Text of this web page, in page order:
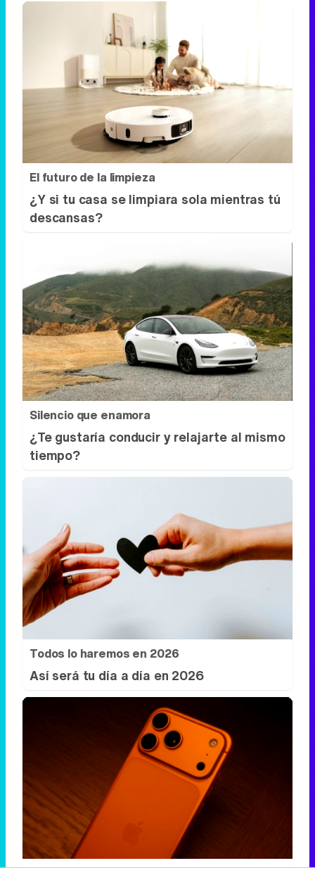
El futuro de la limpieza
¿Y si tu casa se limpiara sola mientras tú
descansas?
Silencio que enamora
¿Te gustaría conducir y relajarte al mismo
tiempo?
Todos lo haremos en 2026
Así será tu día a día en 2026
Más que un iPhone
¿El móvil también habla de ti?
DISCOVER WITH
Síguenos